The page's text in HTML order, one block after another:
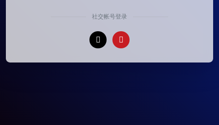
社交帐号登录